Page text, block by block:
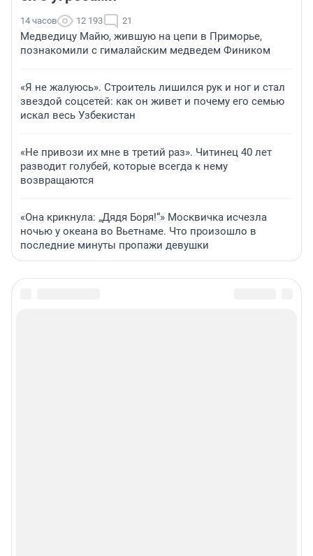
14 часов 12 193 21
Медведицу Майю, жившую на цепи в Приморье,
познакомили с гималайским медведем Фиником
«Я не жалуюсь». Строитель лишился рук и ног и стал
звездой соцсетей: как он живет и почему его семью
искал весь Узбекистан
«Не привози их мне в третий раз». Читинец 40 лет
разводит голубей, которые всегда к нему
возвращаются
«Она крикнула: „Дядя Боря!“» Москвичка исчезла
ночью у океана во Вьетнаме. Что произошло в
последние минуты пропажи девушки